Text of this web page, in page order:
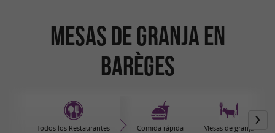
Mesas de granja en
Barèges
Todos los Restaurantes Comida rápida Mesas de granja